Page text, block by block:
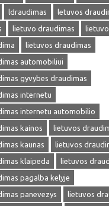
ldraudimas
letuvos
lietuvo draudimas
lietuvos draudimas
automobiliui
gyvybes draudimas
internetu
internetu automobilio
kainos
lietuvos
kaunas
lietuvos
klaipeda
lietuvos
pagalba kelyje
panevezys
lietuvos